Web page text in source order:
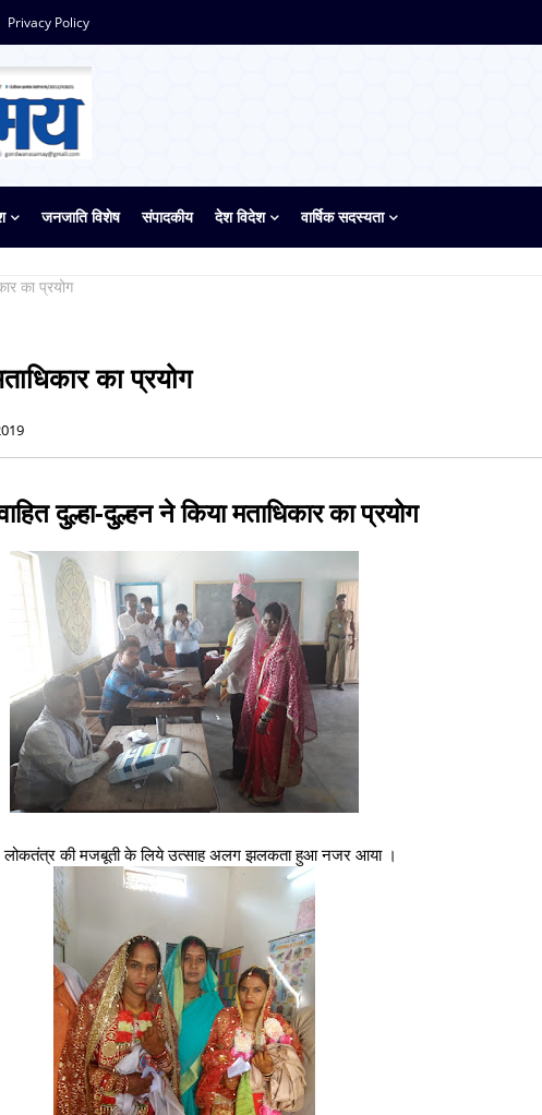
Privacy Policy
जनजाति विशेष संपादकीय देश विदेश वार्षिक सदस्यता
का प्रयोग
का प्रयोग
दुल्हा-दुल्हन ने किया मताधिकार का प्रयोग
लोकतंत्र की मजबूती के लिये उत्साह अलग झलकता हुआ नजर आया ।